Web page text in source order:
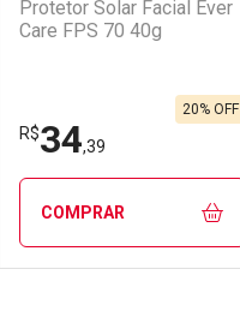
Ativar Desconto
Por R$ 31,28/cada
Por R$ 31,28/cada
Protetor Solar Facial Ever
Care FPS 70 40g
R$34,39
20% OFF
COMPRAR